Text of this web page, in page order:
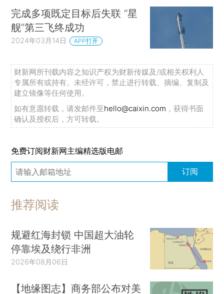
完成多项既定目标后失联 “星
舰”第三飞终成功
2024年03月14日 APP打开
财新网所刊载内容之知识产权为财新传媒及/或相关权利人
专属所有或持有。未经许可，禁止进行转载、摘编、复制及
建立镜像等任何使用。
如有意愿转载，请发邮件至hello@caixin.com ，获得书面
确认及授权后，方可转载。
免费订阅财新网主编精选版电邮
订阅
推荐阅读
规避红海封锁 中国超大油轮
停靠埃及绕行非洲
2026年08月06日
【地缘图志】商务部公布对美